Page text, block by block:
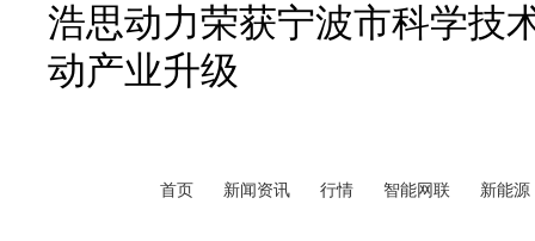
浩思动力荣获宁波市科学技
动产业升级
首页 新闻资讯 行情 智能网联 新能源